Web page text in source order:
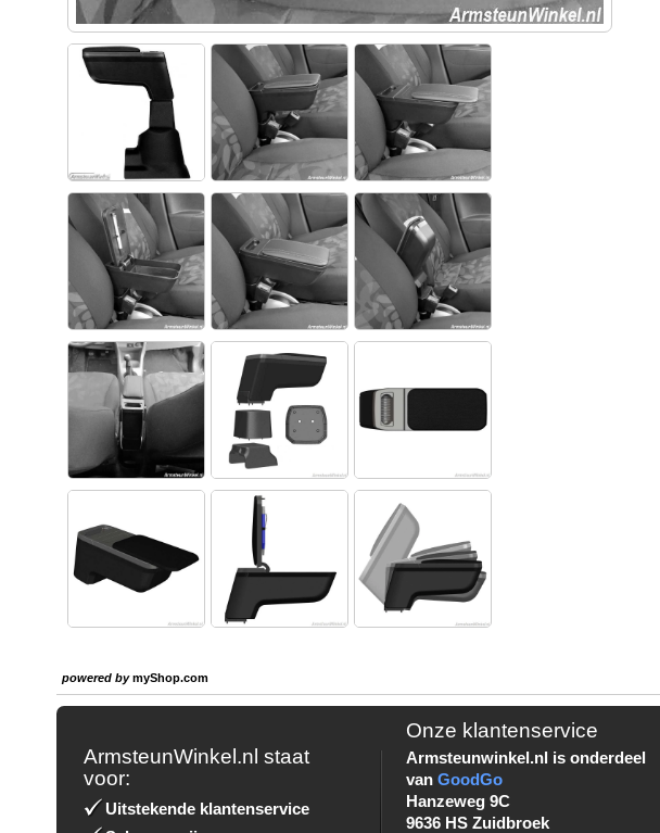
powered bymyShop.com
ArmsteunWinkel.nl staat
voor:
Uitstekende klantenservice
Onze klantenservice
Armsteunwinkel.nl is onderdeel
vanGoodGo
Hanzeweg 9C
9636 HS Zuidbroek